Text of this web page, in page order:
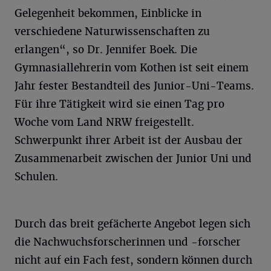
Gelegenheit bekommen, Einblicke in
verschiedene Naturwissenschaften zu
erlangen“, so Dr. Jennifer Boek. Die
Gymnasiallehrerin vom Kothen ist seit einem
Jahr fester Bestandteil des Junior-Uni-Teams.
Für ihre Tätigkeit wird sie einen Tag pro
Woche vom Land NRW freigestellt.
Schwerpunkt ihrer Arbeit ist der Ausbau der
Zusammenarbeit zwischen der Junior Uni und
Schulen.
Durch das breit gefächerte Angebot legen sich
die Nachwuchsforscherinnen und -forscher
nicht auf ein Fach fest, sondern können durch